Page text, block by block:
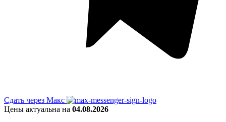
Сдать через Макс
Цены актуальна на 04.08.2026